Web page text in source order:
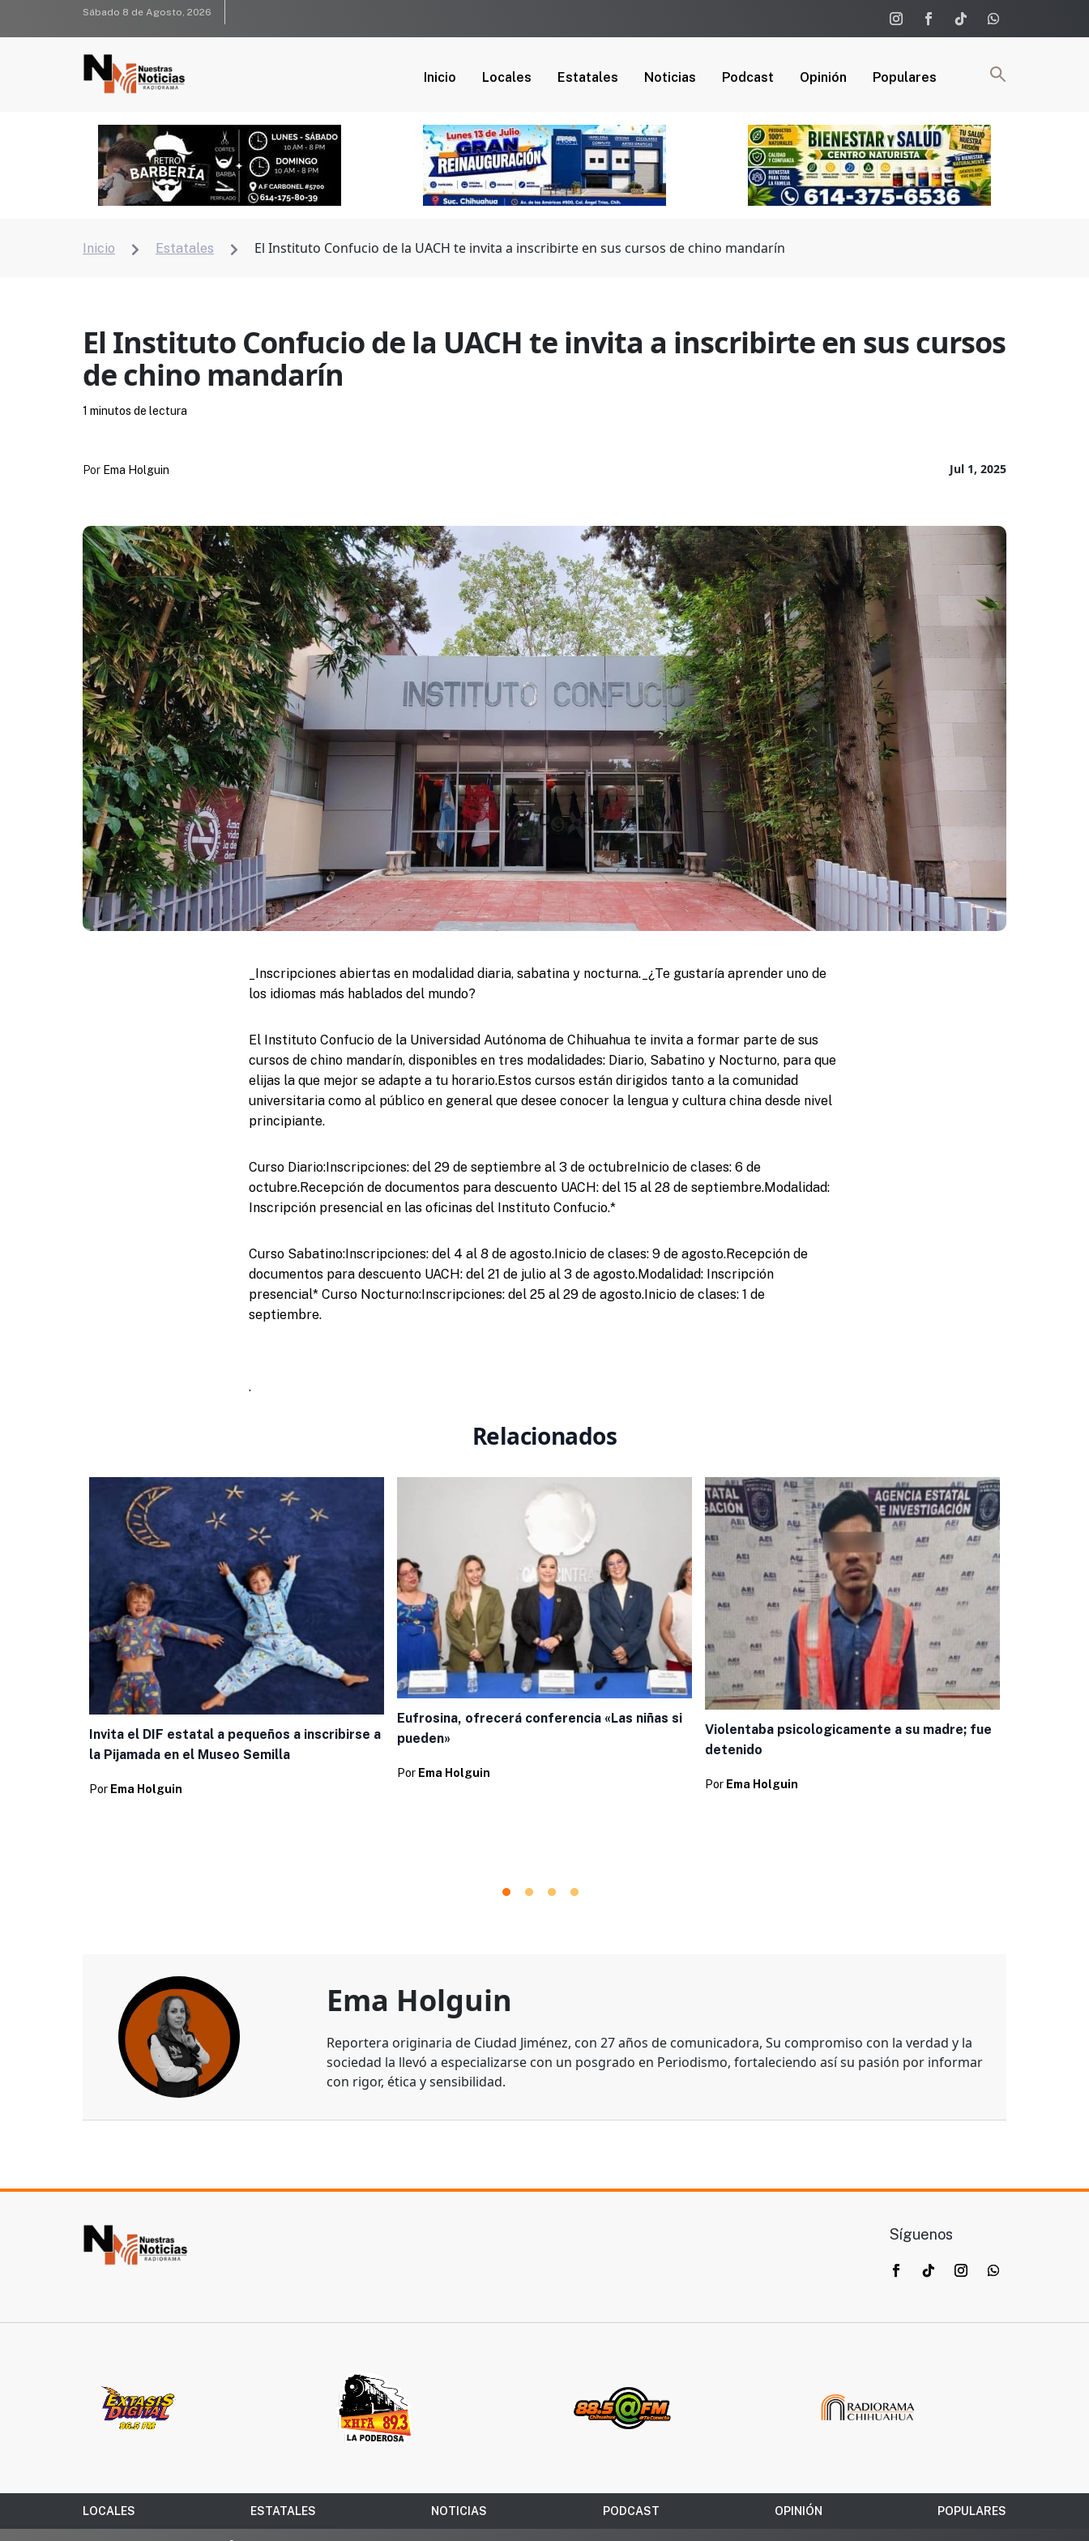
Sábado 8 de Agosto, 2026
Inicio Locales Estatales Noticias Podcast Opinión Populares
Inicio  Estatales  El Instituto Confucio de la UACH te invita a inscribirte en sus cursos de chino mandarín
El Instituto Confucio de la UACH te invita a inscribirte en sus cursos
de chino mandarín
Jul 1, 2025
Por Ema Holguin
1 minutos de lectura
_Inscripciones abiertas en modalidad diaria, sabatina y nocturna._¿Te gustaría aprender uno de
los idiomas más hablados del mundo?
El Instituto Confucio de la Universidad Autónoma de Chihuahua te invita a formar parte de sus
cursos de chino mandarín, disponibles en tres modalidades: Diario, Sabatino y Nocturno, para que
elijas la que mejor se adapte a tu horario.Estos cursos están dirigidos tanto a la comunidad
universitaria como al público en general que desee conocer la lengua y cultura china desde nivel
principiante.
Curso Diario:Inscripciones: del 29 de septiembre al 3 de octubreInicio de clases: 6 de
octubre.Recepción de documentos para descuento UACH: del 15 al 28 de septiembre.Modalidad:
Inscripción presencial en las oficinas del Instituto Confucio.*
Curso Sabatino:Inscripciones: del 4 al 8 de agosto.Inicio de clases: 9 de agosto.Recepción de
documentos para descuento UACH: del 21 de julio al 3 de agosto.Modalidad: Inscripción
presencial* Curso Nocturno:Inscripciones: del 25 al 29 de agosto.Inicio de clases: 1 de
septiembre.
.
Relacionados
Invita el DIF estatal a pequeños a inscribirse a
la Pijamada en el Museo Semilla
Por Ema Holguin
Eufrosina, ofrecerá conferencia «Las niñas si
pueden»
Por Ema Holguin
Violentaba psicologicamente a su madre; fue
detenido
Por Ema Holguin
Ema Holguin
Reportera originaria de Ciudad Jiménez, con 27 años de comunicadora, Su compromiso con la verdad y la
sociedad la llevó a especializarse con un posgrado en Periodismo, fortaleciendo así su pasión por informar
con rigor, ética y sensibilidad.
Síguenos
LOCALES ESTATALES NOTICIAS PODCAST OPINIÓN POPULARES